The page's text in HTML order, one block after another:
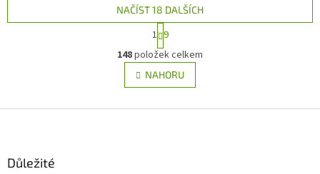
O
v
l
á
NAČÍST 18 DALŠÍCH
S
t
r
á
n
k
v
1 9
148položek celkem
NAHORU
Důležité